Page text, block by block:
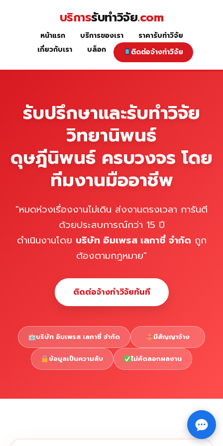
หน้าแรก
Copyright © 2026 รับทำวิจัย รับทำวิทยานิพนธ์ รับทำ⇧
บริการรับทำวิจัย.com
หน้าแรก บริการของเรา
ราคารับทำวิจัย
เกี่ยวกับเรา
บล็อก ติดต่อจ้างทำวิจัย
รับปรึกษาและรับทำวิจัย
วิทยานิพนธ์
ดุษฎีนิพนธ์ ครบวงจร โดย
ทีมงานมืออาชีพ
"หมดห่วงเรื่องงานไม่เดิน ส่งงานตรงเวลา การันตี
ด้วยประสบการณ์กว่า 15 ปี
ดำเนินงานโดย บริษัท อิมเพรส เลกาซี่ จำกัด ถูก
ต้องตามกฎหมาย"
ติดต่อจ้างทำวิจัยทันที
บริษัท อิมเพรส เลกาซี่ จำกัด มีสัญญาจ้าง
ข้อมูลเป็นความลับ ไม่คัดลอกผลงาน